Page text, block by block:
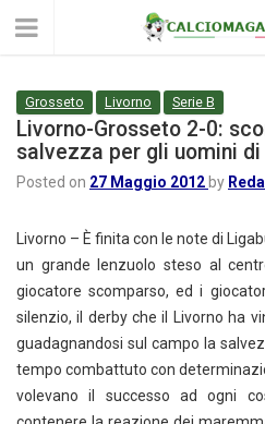
Grosseto Livorno Serie B
Livorno-Grosseto 2-0:
salvezza per gli uomini
Posted on 27 Maggio 2012 by
Livorno – È finita con le note di
un grande lenzuolo steso al
giocatore scomparso, ed i
silenzio, il derby che il Livorno ha
guadagnandosi sul campo la
tempo combattuto con
volevano il successo ad ogni